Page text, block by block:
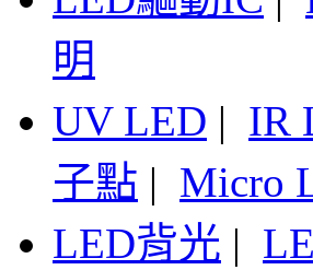
明
UV LED | IR
子點 | Micro
LED背光 |